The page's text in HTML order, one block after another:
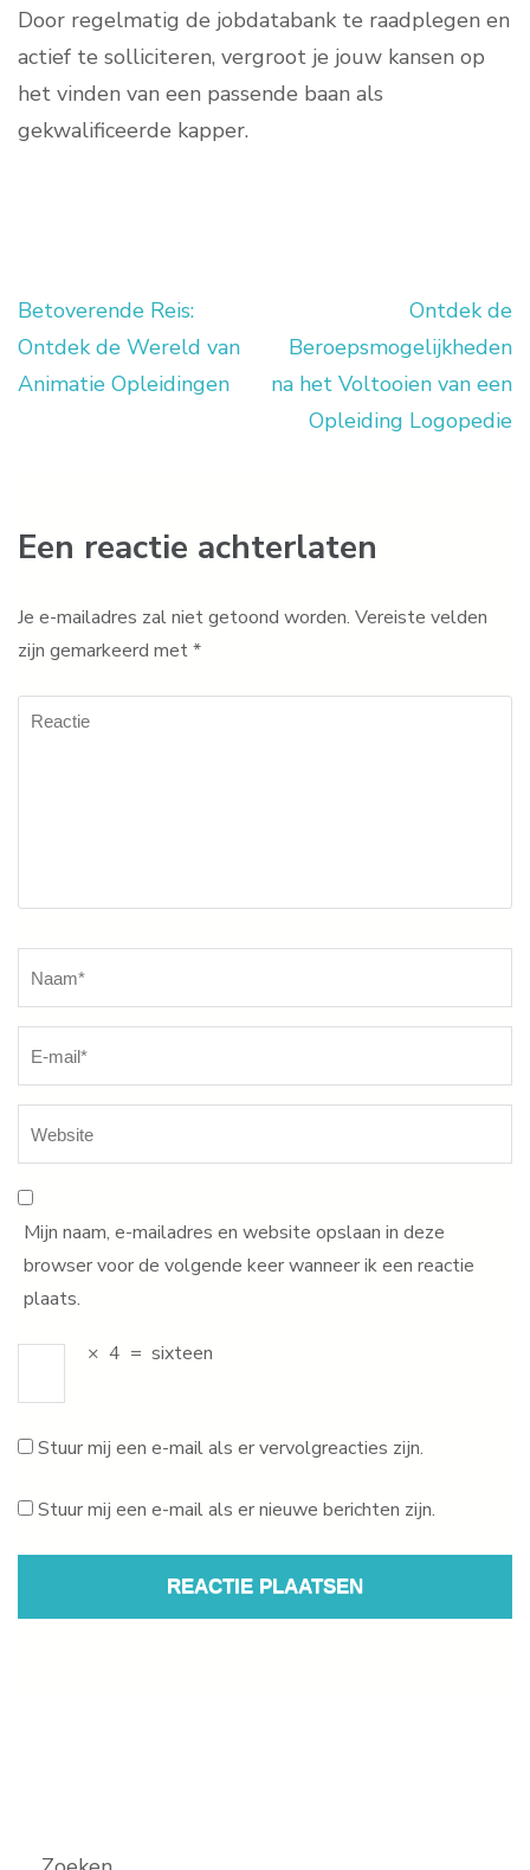
Door regelmatig de jobdatabank te raadplegen en
actief te solliciteren, vergroot je jouw kansen op
het vinden van een passende baan als
gekwalificeerde kapper.
Berichtnavigatie
Betoverende Reis:
Ontdek de Wereld van
Animatie Opleidingen
Ontdek de
Beroepsmogelijkheden
na het Voltooien van een
Opleiding Logopedie
Een reactie achterlaten
Je e-mailadres zal niet getoond worden. Vereiste velden
zijn gemarkeerd met*
Reactie
Mijn naam, e-mailadres en website opslaan in deze
browser voor de volgende keer wanneer ik een reactie
plaats.
× 4 = sixteen
Stuur mij een e-mail als er vervolgreacties zijn.
Stuur mij een e-mail als er nieuwe berichten zijn.